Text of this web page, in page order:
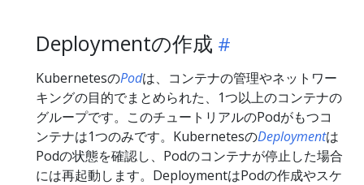
Deploymentの作成
KubernetesのPodは、コンテナの管理やネットワー
キングの目的でまとめられた、1つ以上のコンテナの
グループです。このチュートリアルのPodがもつコ
ンテナは1つのみです。KubernetesのDeploymentは
Podの状態を確認し、Podのコンテナが停止した場合
には再起動します。DeploymentはPodの作成やスケ